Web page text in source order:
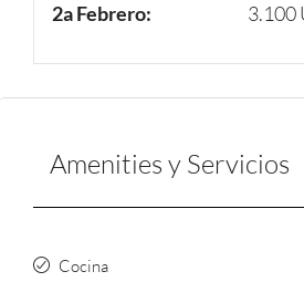
2a Febrero:
3.100
Amenities y Servicios
Cocina